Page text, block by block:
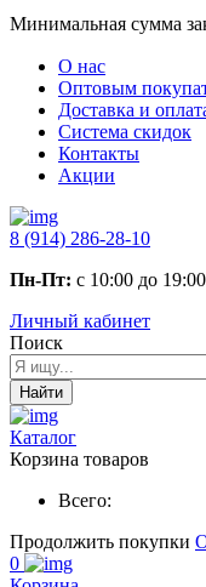
Минимальная сумма
О нас
Оптовым
Доставка и
Система скидок
Контакты
Акции
8 (914) 286-28-10
Пн-Пт: с 10:00 до 19:00
Личный кабинет
Поиск
Найти
Каталог
Корзина товаров
Всего:
Продолжить покупки
0